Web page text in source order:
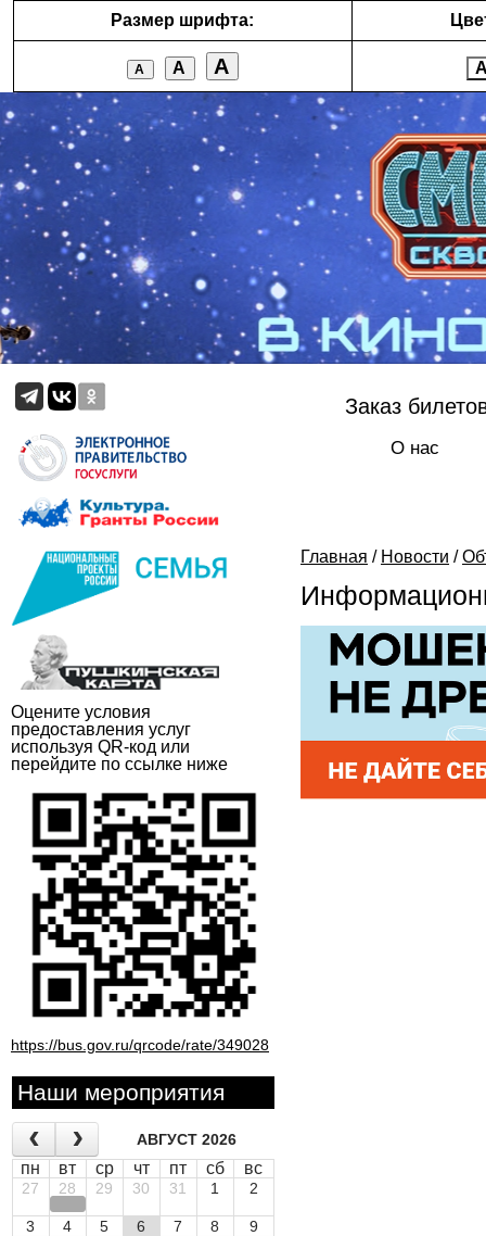
Размер шрифта:
А А А
Оцените условия
предоставления услуг
используя QR-код или
перейдите по ссылке ниже
https://bus.gov.ru/qrcode/rate/349028
Наши мероприятия
АВГУСТ 2026
пн вт ср чт пт сб вс
27 28 29 30 31 1 2
3 4 5 6 7 8
9
Заказ
О нас
Главная / Новости /